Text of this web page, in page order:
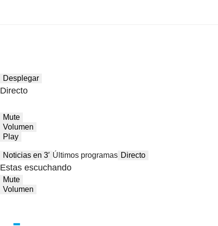
Desplegar
Directo
Mute
Volumen
Play
Noticias en 3′ Últimos programas Directo
Estas escuchando
Mute
Volumen